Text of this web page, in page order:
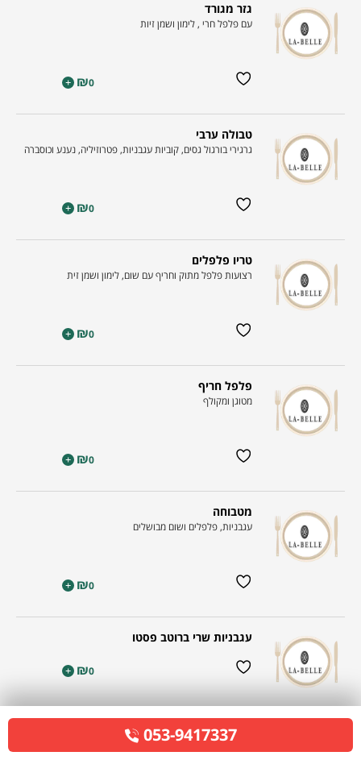
גזר מגורד
עם פלפל חרי , לימון ושמן זיות
₪0
+
טבולה ערבי
גרגירי בורגול גסים, קוביות עגבניות, פטרוזיליה, נענע וכוסברה
₪0
+
טריו פלפלים
רצועות פלפל מתוק וחריף עם שום, לימון ושמן זית
₪0
+
פלפל חריף
מטוגן ומקולף
₪0
+
מטבוחה
עגבניות, פלפלים ושום מבושלים
₪0
+
עגבניות שרי ברוטב פסטו
₪0
+
מחמצת הבית
מבחר ירקות בכבישה ביתית
053-9417337